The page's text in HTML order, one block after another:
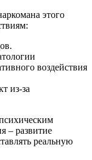
этого
воздействия
из-за
– развитие
реальную